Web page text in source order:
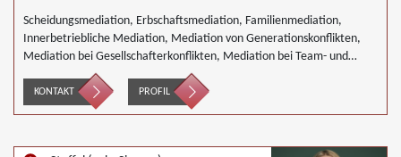
Scheidungsmediation, Erbschaftsmediation, Familienmediation,
Innerbetriebliche Mediation, Mediation von Generationskonflikten,
Mediation bei Gesellschafterkonflikten, Mediation bei Team- und
Gruppenkonflikten, Mediation von Unternehmensnachfolgen,
Wirtschaftsmediation
KONTAKT PROFIL